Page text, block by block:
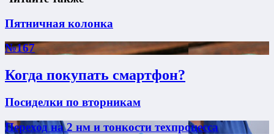
Пятничная колонка
№167
Когда покупать смартфон?
Посиделки по вторникам
Переход на 2 нм и тонкости техпроцесса